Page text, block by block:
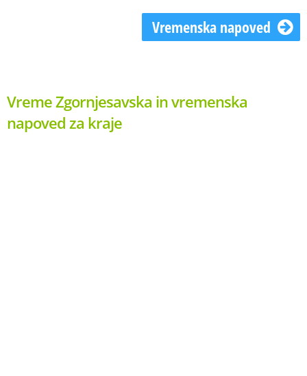
Vremenska napoved
Vreme Zgornjesavska in vremenska
napoved za kraje